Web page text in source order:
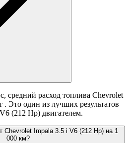
средний расход топлива Chevrolet
. Это один из лучших результатов
(212 Hp) двигателем.
Chevrolet Impala 3.5 i V6 (212 Hp) на 1
000 км?